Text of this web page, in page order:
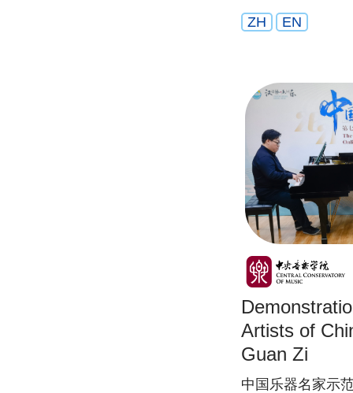
ZH EN
Artists of
Guan Zi
中国乐器名家示